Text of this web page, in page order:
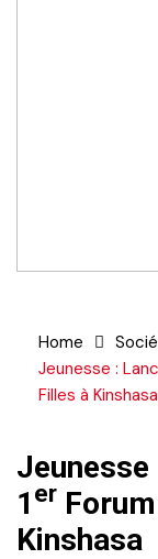
Home
Jeunesse :
Filles à Kinshasa
1 er
Kinshasa